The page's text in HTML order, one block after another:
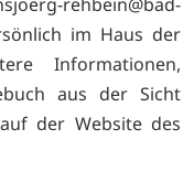
im Haus der
Informationen,
aus der Sicht
der Website des